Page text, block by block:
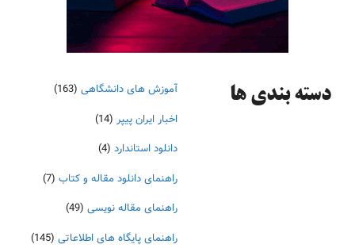
دسته‌ بندی ها آموزش های دانشگاهی (163)
اخبار ایران پیپر (14)
دانلود استاندارد (4)
راهنمای دانلود مقاله و کتاب (7)
راهنمای مقاله نویسی (49)
راهنمای پایگاه های اطلاعاتی (145)